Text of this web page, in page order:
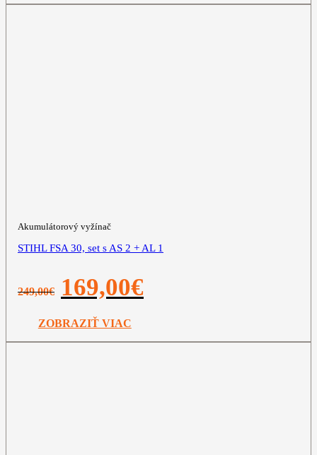
Akumulátorový vyžínač
STIHL FSA 30, set s AS 2 + AL 1
249,00€
Pôvodná
cena
249,00€.
169,00€
ZOBRAZIŤ VIAC